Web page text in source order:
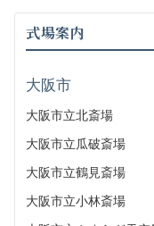
式場案内
大阪市
大阪市立北斎場
大阪市立瓜破斎場
大阪市立鶴見斎場
大阪市立小林斎場